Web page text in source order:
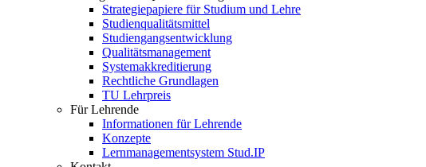
Strategiepapiere für Studium und Lehre
Studienqualitätsmittel
Studiengangsentwicklung
Qualitätsmanagement
Systemakkreditierung
Rechtliche Grundlagen
TU Lehrpreis
Für Lehrende
Informationen für Lehrende
Konzepte
Lernmanagementsystem Stud.IP